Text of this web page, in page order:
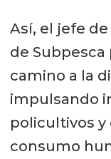
Así, el jefe
de Subpesca
camino a la
impulsando
policultivos y
consumo